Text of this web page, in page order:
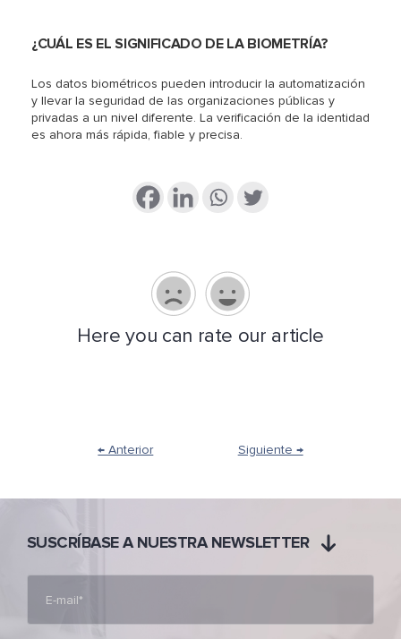
¿CUÁL ES EL SIGNIFICADO DE LA BIOMETRÍA?
Los datos biométricos pueden introducir la automatización
y llevar la seguridad de las organizaciones públicas y
privadas a un nivel diferente. La verificación de la identidad
es ahora más rápida, fiable y precisa.
Here you can rate our article
← Anterior Siguiente →
SUSCRÍBASE A NUESTRA NEWSLETTER